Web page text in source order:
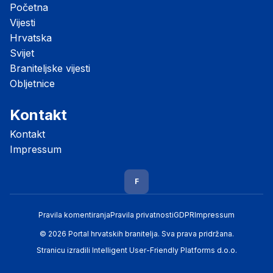
Početna
Vijesti
Hrvatska
Svijet
Braniteljske vijesti
Obljetnice
Kontakt
Kontakt
Impressum
F
Pravila komentiranjaPravila privatnostiGDPRImpressum
© 2026 Portal hrvatskih branitelja. Sva prava pridržana.
Stranicu izradili Intelligent User-Friendly Platforms d.o.o.